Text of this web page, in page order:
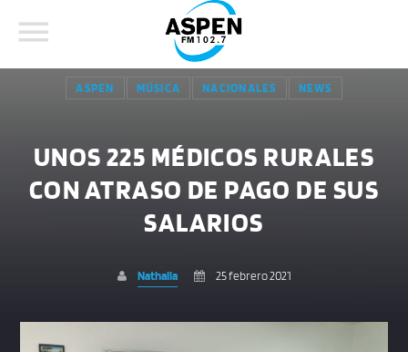
BUSCAR EN EL SITIO:
COMPARTE ESTA PÁGINA EN:
Twitter
ASPEN MÚSICA NACIONALES NEWS
UNOS 225 MÉDICOS RURALES
CON ATRASO DE PAGO DE SUS
SALARIOS
Nathalia 25 febrero 2021